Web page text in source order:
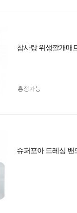
참사랑 위생깔개매
흥정가능
슈퍼포아 드레싱 밴